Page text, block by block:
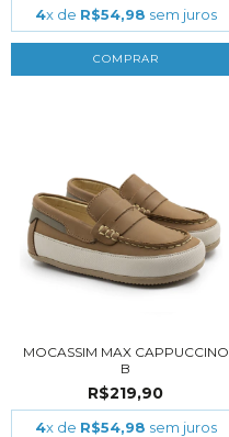
4x de R$54,98 sem juros
COMPRAR
MOCASSIM MAX CAPPUCCINO
B
R$219,90
4x de R$54,98 sem juros